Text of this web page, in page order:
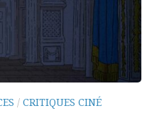
/ CRITIQUES CINÉ